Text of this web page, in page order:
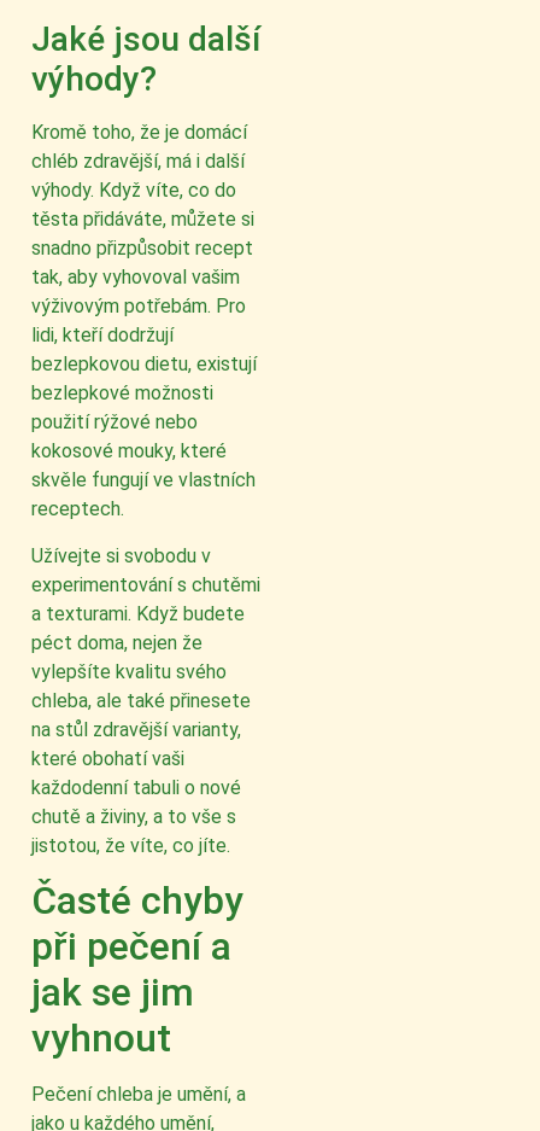
Jaké jsou další
výhody?
Kromě toho, že je domácí
chléb zdravější, má i další
výhody. Když víte, co do
těsta přidáváte, můžete si
snadno přizpůsobit recept
tak, aby vyhovoval vašim
výživovým potřebám. Pro
lidi, kteří dodržují
bezlepkovou dietu, existují
bezlepkové možnosti
použití rýžové nebo
kokosové mouky, které
skvěle fungují ve vlastních
receptech.
Užívejte si svobodu v
experimentování s chutěmi
a texturami. Když budete
péct doma, nejen že
vylepšíte kvalitu svého
chleba, ale také přinesete
na stůl zdravější varianty,
které obohatí vaši
každodenní tabuli o nové
chutě a živiny, a to vše s
jistotou, že víte, co jíte.
Časté chyby
při pečení a
jak se jim
vyhnout
Pečení chleba je umění, a
jako u každého umění,